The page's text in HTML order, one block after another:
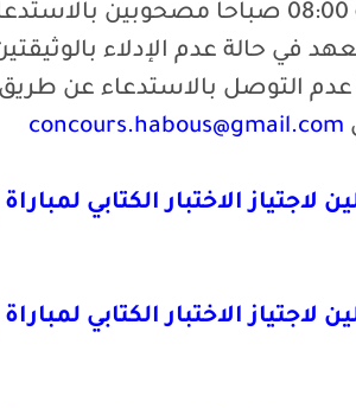
2- الحضور إلى عين المكان على الساعة 08:00 صباحا
في حالة عدم الإدلاء
يونيو 2019 وفي حالة عدم التوصل بالاستدعاء
concours.habous@gmail.com